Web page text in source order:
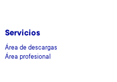
Servicios
Área de descargas
Área profesional